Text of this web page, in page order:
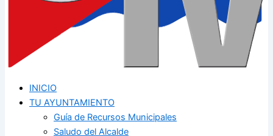
INICIO
TU AYUNTAMIENTO
Guía de Recursos Municipales
Saludo del Alcalde